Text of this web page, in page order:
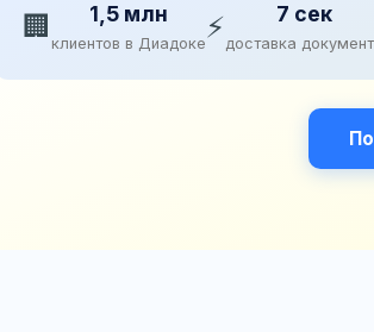
🏢 1,5 млн
клиентов в Диадоке ⚡ 7 сек
доставка